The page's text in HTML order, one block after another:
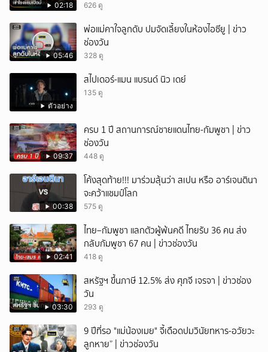
02:18 626 ดู
05:46
พ่อแม่คาใจลูกดับ ปมจัดเลี้ยงในห้องไอซียู | ข่าว
ช่องวัน
328 ดู
ตัวอย่าง
สไปเดอร์-แมน แบรนด์ นิว เดย์
135 ดู
09:37
ครบ 1 ปี สถานการณ์ชายแดนไทย-กัมพูชา | ข่าว
ช่องวัน
448 ดู
00:38
โค้งสุดท้าย!!! มาร่วมลุ้นว่า สเปน หรือ อาร์เจนตินา
จะคว้าแชมป์โลก
575 ดู
02:41
ไทย–กัมพูชา แลกตัวผู้พ้นคดี ไทยรับ 36 คน ส่ง
กลับกัมพูชา 67 คน | ข่าวช่องวัน
418 ดู
03:30
สหรัฐฯ ขึ้นภาษี 12.5% ส่ง ศุภจี เจรจา | ข่าวช่อง
วัน
293 ดู
9 ปีที่รอ "แม่น้องเมย" จี้เดือดปมวินัยทหาร-อวัยวะ
ลูกหาย” | ข่าวช่องวัน